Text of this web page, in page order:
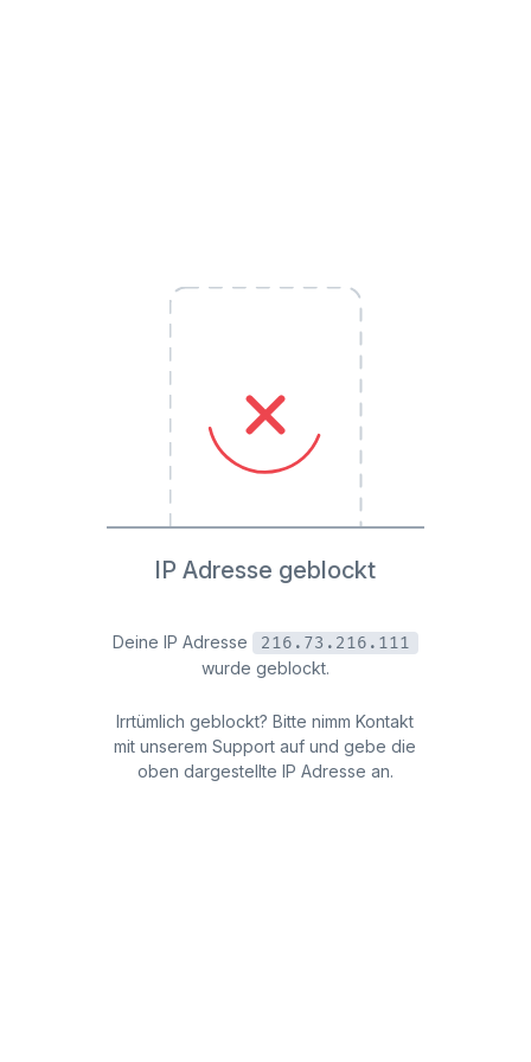
IP Adresse geblockt
Deine IP Adresse
216.73.216.111
wurde geblockt.
Irrtümlich geblockt? Bitte nimm Kontakt
mit unserem Support auf und gebe die
oben dargestellte IP Adresse an.